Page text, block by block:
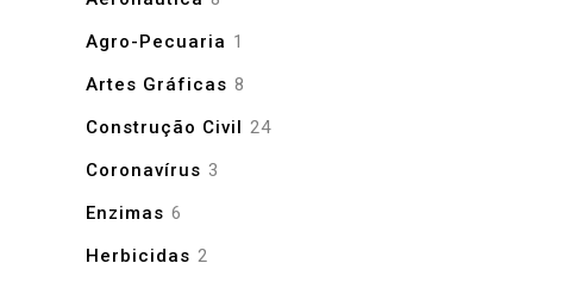
Agro-Pecuaria 1
Artes Gráficas 8
Construção Civil 2424
Coronavírus 3
Enzimas 6
Herbicidas 2